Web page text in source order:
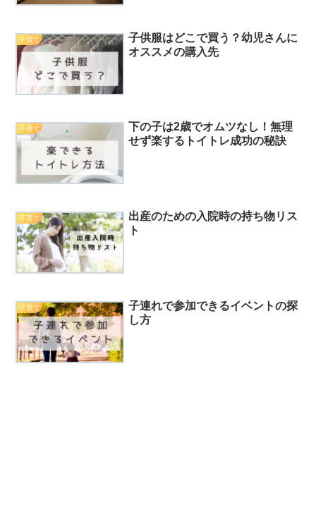
子育て
子供服はどこで買う？幼児さんに
オススメの購入先
子育て
下の子は2歳でオムツなし！無理
せず楽するトイトレ成功の秘訣
子育て
出産のための入院時の持ち物リス
ト
子育て
子連れで参加できるイベントの探
し方